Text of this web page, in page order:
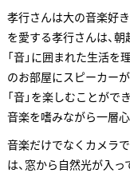
孝行さんは大の音楽好
を愛する孝行さんは、
「音」に囲まれた生活
のお部屋にスピーカー
「音」を楽しむことがで
音楽を嗜みながら一層
音楽だけでなくカメラ
は、窓から自然光が入